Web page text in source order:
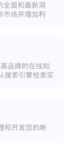
全面和最新洞
市场并增加利
品牌的在线知
搜索引擎检索实
和开发您的帐